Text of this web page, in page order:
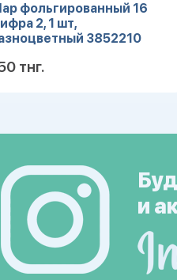
фольгированный 16
2, 1 шт,
3852210
тнг.
и